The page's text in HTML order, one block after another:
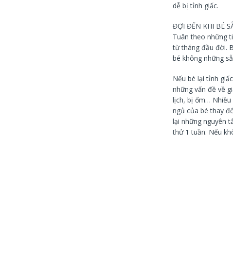
dễ bị tỉnh giấc.
ĐỢI ĐẾN KHI BÉ
Tuân theo những
từ tháng đầu đời.
bé không những
Nếu bé lại tỉnh
những vấn đề về
lịch, bị ốm… Nhiều
ngủ của bé thay
lại những nguyên
thử 1 tuần. Nếu